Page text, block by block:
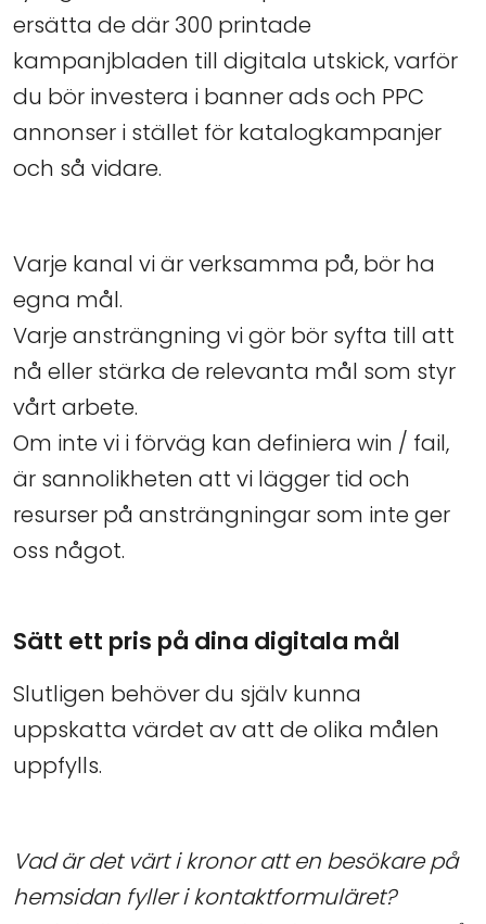
ersätta de där 300 printade
kampanjbladen till digitala utskick, varför
du bör investera i banner ads och PPC
annonser i stället för katalogkampanjer
och så vidare.
Varje kanal vi är verksamma på, bör ha
egna mål.
Varje ansträngning vi gör bör syfta till att
nå eller stärka de relevanta mål som styr
vårt arbete.
Om inte vi i förväg kan definiera win / fail,
är sannolikheten att vi lägger tid och
resurser på ansträngningar som inte ger
oss något.
Sätt ett pris på dina digitala mål
Slutligen behöver du själv kunna
uppskatta värdet av att de olika målen
uppfylls.
Vad är det värt i kronor att en besökare på
hemsidan fyller i kontaktformuläret?